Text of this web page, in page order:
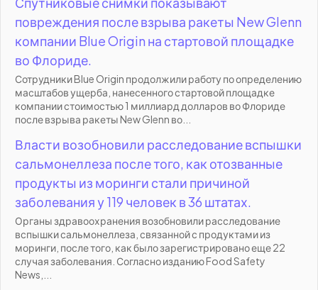
повреждения после взрыва ракеты New Glenn
компании Blue Origin на стартовой площадке
во Флориде.
Сотрудники Blue Origin продолжили работу по определению
масштабов ущерба, нанесенного стартовой площадке
компании стоимостью 1 миллиард долларов во Флориде
после взрыва ракеты New Glenn во...
Власти возобновили расследование вспышки
сальмонеллеза после того, как отозванные
продукты из моринги стали причиной
заболевания у 119 человек в 36 штатах.
Органы здравоохранения возобновили расследование
вспышки сальмонеллеза, связанной с продуктами из
моринги, после того, как было зарегистрировано еще 22
случая заболевания. Согласно изданию Food Safety
News,...